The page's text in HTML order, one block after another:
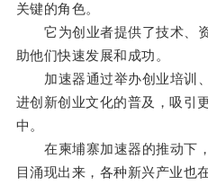
关键的角色。
它为创业者提供了技术、
助他们快速发展和成功。
加速器通过举办创业培训、
进创新创业文化的普及，吸引
中。
在柬埔寨加速器的推动下，
目涌现出来，各种新兴产业也